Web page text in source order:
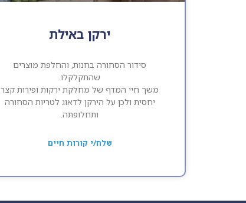
ירקן באילת
סידור הסחורה בחנות, והחלפת מוצרים
שהתקלקלו.
משך חיי המדף של מחלקת ירקות ופירות קצר
יחסית ולכן על הירקן לדאוג לטריות הסחורה
ותחלופתה.
שלח/י קורות חיים